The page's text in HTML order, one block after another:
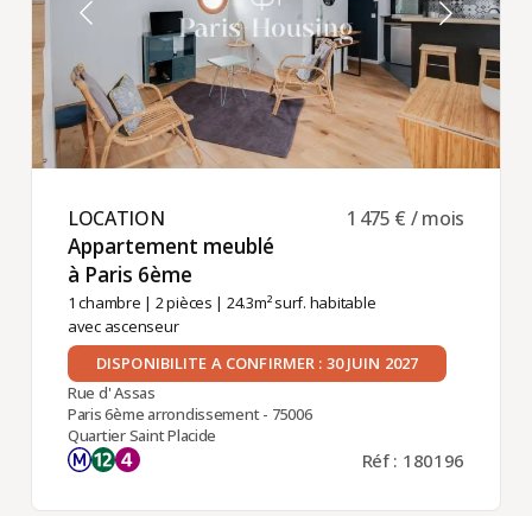
LOCATION ​
Appartement meublé
à Paris 6ème ​
1 chambre | 2 pièces | 24.3m² surf. habitable
avec ascenseur
1 475 € / mois
DISPONIBILITE A CONFIRMER : 30 JUIN 2027
Rue d' Assas
Paris 6ème arrondissement - 75006
Quartier Saint Placide
Réf : 180196